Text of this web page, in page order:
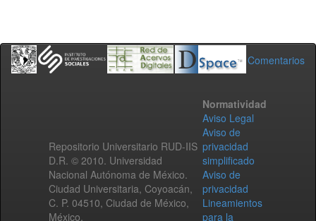
Comentarios
Repositorio Universitario RUD-IIS
D.R. © 2010. Universidad
Nacional Autónoma de México.
Ciudad Universitaria, Coyoacán,
C. P. 04510, Ciudad de México,
México.
Normatividad
Aviso Legal
Aviso de
privacidad
simplificado
Aviso de
privacidad
Lineamientos
para la